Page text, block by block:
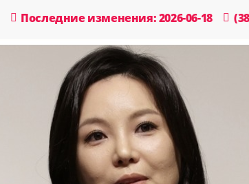
Последние изменения: 2026-06-18